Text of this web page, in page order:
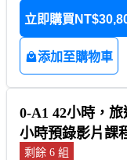
立即購買
添加至購物車
0-A1 42小時，
小時預錄影片課
剩餘 6 組